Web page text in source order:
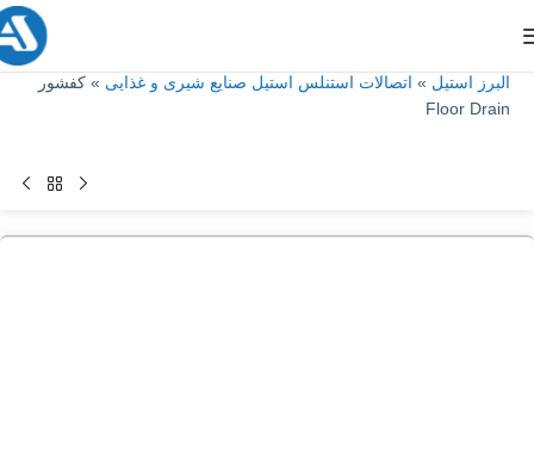
البرز استیل » اتصالات استنلس استیل صنایع شیری و غذایی » کفشور
Floor Drain